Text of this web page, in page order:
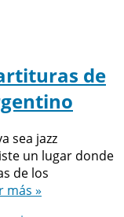
de
sea jazz
un lugar donde
de los
más »